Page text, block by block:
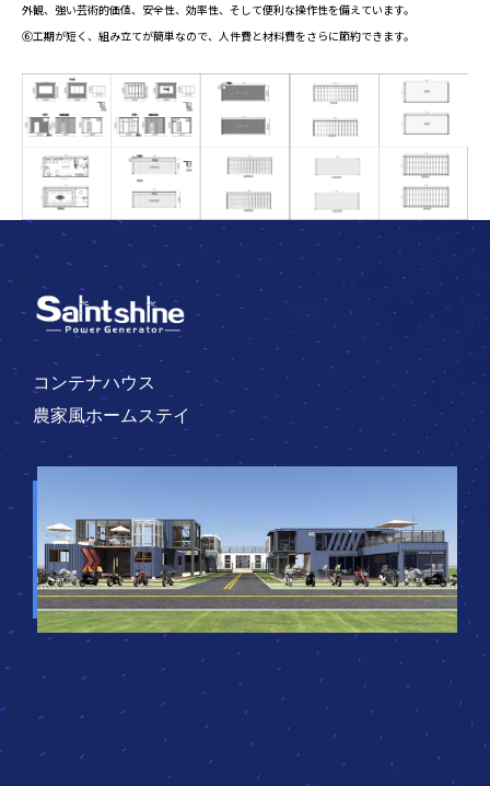
外観、強い芸術的価値、安全性、効率性、そして便利な操作性を備えています。
⑥工期が短く、組み立てが簡単なので、人件費と材料費をさらに節約できます。
コンテナハウス
農家風ホームステイ